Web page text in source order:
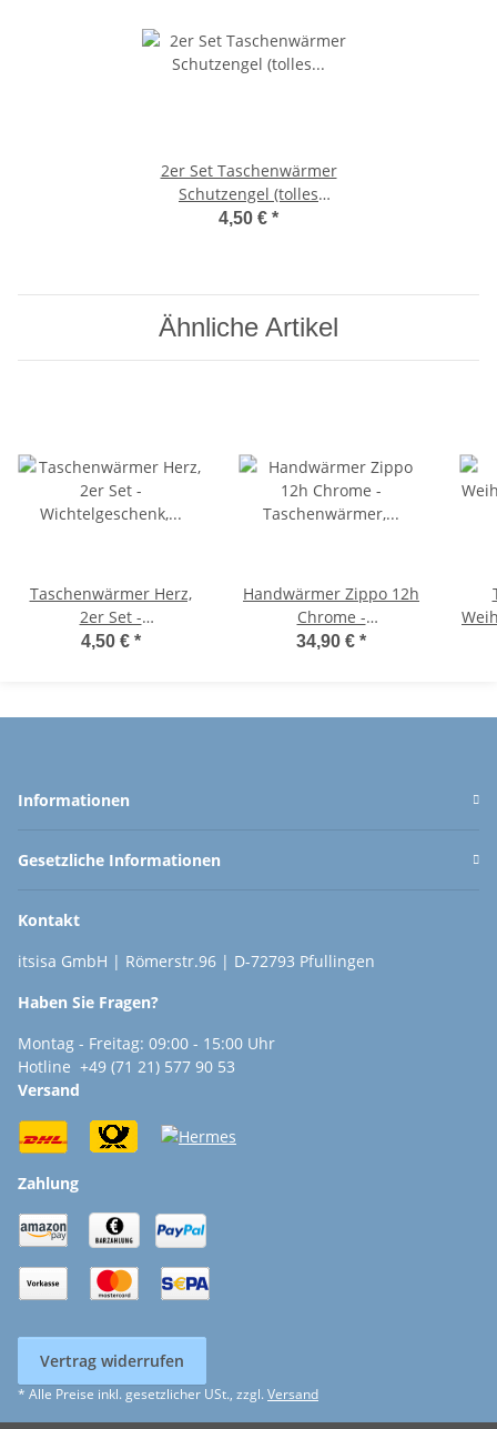
2er Set Taschenwärmer
Schutzengel (tolles
Wichtelgeschenk)
4,50 € *
Ähnliche Artikel
Taschenwärmer Herz,
2er Set -
Wichtelgeschenk,
4,50 € *
Handwärmer Zippo 12h
Chrome -
Taschenwärmer,
34,90 € *
Informationen
Gesetzliche Informationen
Kontakt
itsisa GmbH | Römerstr.96 | D-72793 Pfullingen
Haben Sie Fragen?
Montag - Freitag: 09:00 - 15:00 Uhr
Hotline +49 (71 21) 577 90 53
Versand
Zahlung
Vertrag widerrufen
* Alle Preise inkl. gesetzlicher USt., zzgl. Versand